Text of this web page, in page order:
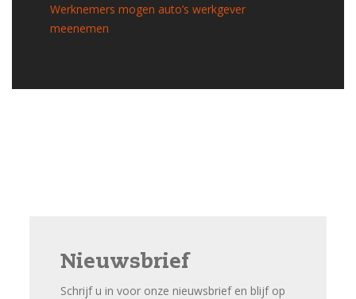
Werknemers mogen auto’s werkgever
meenemen
Nieuwsbrief
Schrijf u in voor onze nieuwsbrief en blijf op